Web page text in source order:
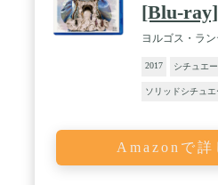
[Blu-ray]
ヨルゴス・ラ
2017 シチュエ
ソリッドシチュエ
Amazonで詳